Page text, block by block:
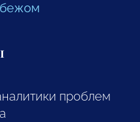
проблем